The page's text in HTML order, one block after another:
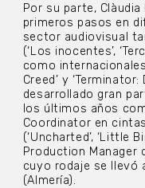
Por su parte,
primeros pasos en
sector audiovisual
(‘Los inocentes’,
como
Creed’ y
desarrollado gran
los últimos años
Coordinator en
(‘Uncharted’, ‘Little
Production Manager
cuyo rodaje se llevó
(Almería).